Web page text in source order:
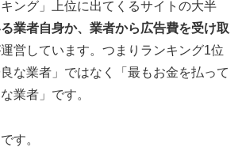
キング」上位に出てくるサイトの大半
業者自身か、業者から広告費を受け取
営しています。つまりランキング1位
な業者」ではなく「最もお金を払って
業者」です。
す。